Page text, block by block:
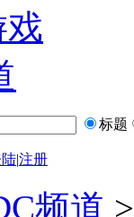
戏
标题
|注册
频道 >